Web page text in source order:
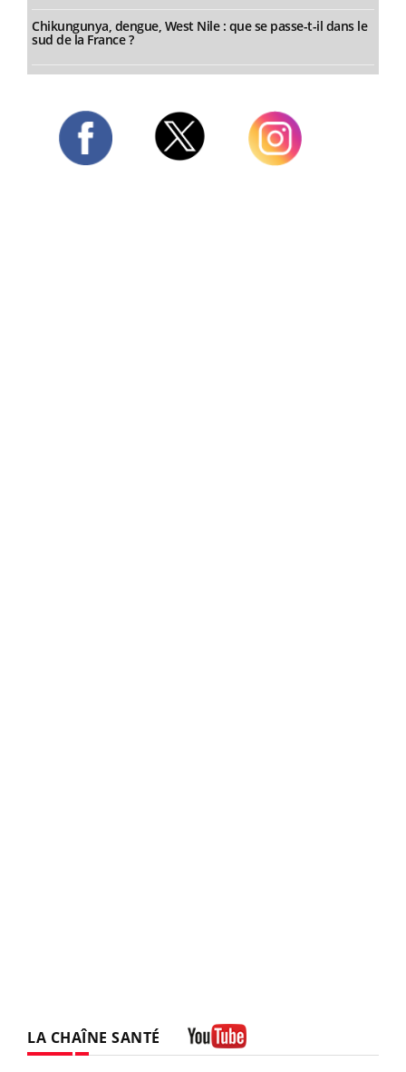
Chikungunya, dengue, West Nile : que se passe-t-il dans le
sud de la France ?
LA CHAÎNE SANTÉ